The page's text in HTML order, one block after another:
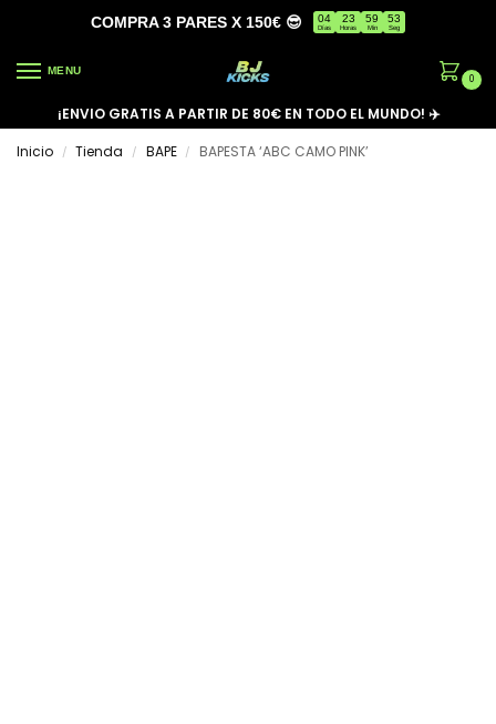
COMPRA 3 PARES X 150€ 😎 04
Días
23
Horas
59
Min
53
Seg
MENU
0
¡ENVIO GRATIS A PARTIR DE 80€ EN TODO EL MUNDO! ✈️
Inicio
/ Tienda / BAPE / BAPESTA ‘ABC CAMO PINK’